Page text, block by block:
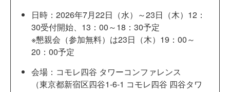
日時：2026年7月22日（水）～23日（木）12：
30受付開始、13：00～18：30予定
※懇親会（参加無料）は23日（木）19：00～
20：00予定
会場：コモレ四谷 タワーコンファレンス
（東京都新宿区四谷1-6-1 コモレ四谷 四谷タワ